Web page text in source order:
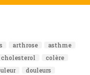
arthrose
asthme
cholesterol
colère
douleurs